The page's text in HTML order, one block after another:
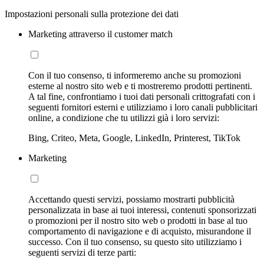
Impostazioni personali sulla protezione dei dati
Marketing attraverso il customer match
Con il tuo consenso, ti informeremo anche su promozioni
esterne al nostro sito web e ti mostreremo prodotti pertinenti.
A tal fine, confrontiamo i tuoi dati personali crittografati con i
seguenti fornitori esterni e utilizziamo i loro canali pubblicitari
online, a condizione che tu utilizzi già i loro servizi:
Bing, Criteo, Meta, Google, LinkedIn, Printerest, TikTok
Marketing
Accettando questi servizi, possiamo mostrarti pubblicità
personalizzata in base ai tuoi interessi, contenuti sponsorizzati
o promozioni per il nostro sito web o prodotti in base al tuo
comportamento di navigazione e di acquisto, misurandone il
successo. Con il tuo consenso, su questo sito utilizziamo i
seguenti servizi di terze parti: